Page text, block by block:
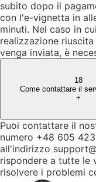
subito dopo il
con l'e-vignetta in
minuti. Nel caso in
realizzazione
venga inviata, è
18
Come contattare il
+
Puoi contattare il
numero +48 605
all'indirizzo
rispondere a tutte le
risolvere i problemi